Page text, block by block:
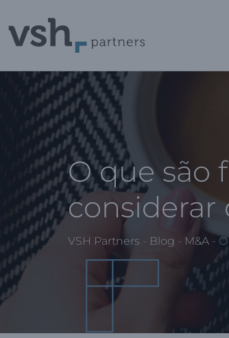
O que são
considerar
VSH Partners - Blog - M&A -